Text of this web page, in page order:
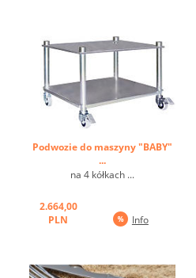
Podwozie do maszyny "BABY"
...
na 4 kółkach ...
2.664,00
PLN
Info